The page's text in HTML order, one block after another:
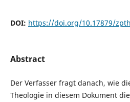
DOI: https://doi.org/10.17879/
Abstract
Der Verfasser fragt danach, wie
Theologie in diesem Dokument die